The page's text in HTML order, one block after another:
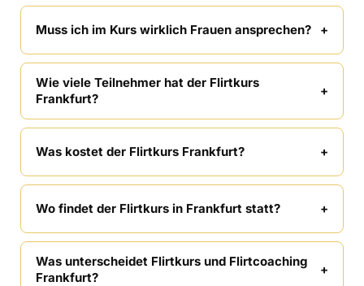
Muss ich im Kurs wirklich Frauen ansprechen?
Wie viele Teilnehmer hat der Flirtkurs
Frankfurt?
Was kostet der Flirtkurs Frankfurt?
Wo findet der Flirtkurs in Frankfurt statt?
Was unterscheidet Flirtkurs und Flirtcoaching
Frankfurt?